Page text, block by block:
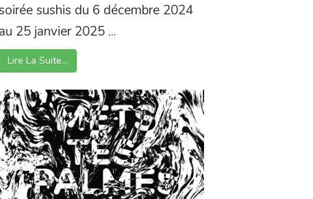
sushis du 6 décembre 2024
au 25 janvier 2025 ...
Lire La Suite…